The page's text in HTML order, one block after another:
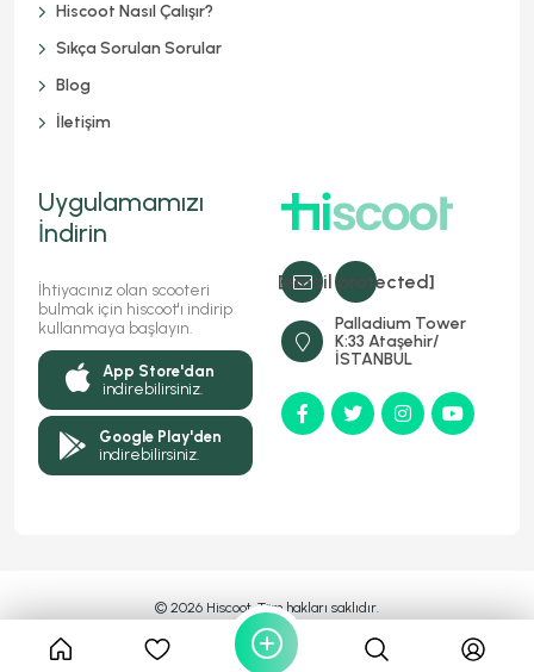
[email protected]
Palladium Tower
K:33 Ataşehir/
İSTANBUL
Hiscoot Nasıl Çalışır?
Sıkça Sorulan Sorular
Blog
İletişim
Uygulamamızı
İndirin
İhtiyacınız olan scooteri
bulmak için hiscoot'ı indirip
kullanmaya başlayın.
App Store'dan
indirebilirsiniz.
Google Play'den
indirebilirsiniz.
© 2026 Hiscoot, Tüm hakları saklıdır.
MyFC YAZILIM Markasıdır